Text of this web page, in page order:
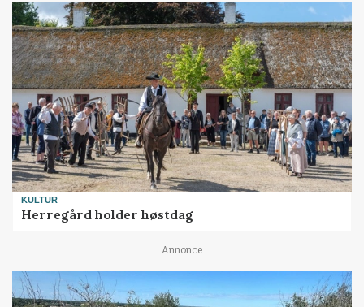
KULTUR
Herregård holder høstdag
Annonce